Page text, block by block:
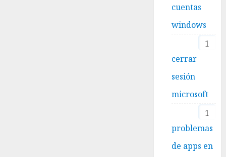
cuentas
windows
1
cerrar
sesión
microsoft
1
problemas
de apps en